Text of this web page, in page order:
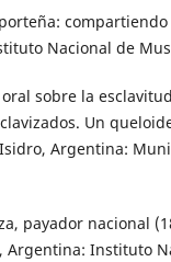
Nacional de
sobre la
Un
Argentina:
payador nacional
Argentina: Instituto